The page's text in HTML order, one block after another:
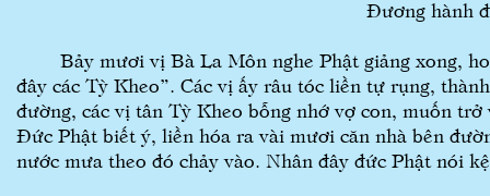
Đương hành
Bảy mươi vị Bà La Môn nghe Phật giảng xong,
đây các Tỳ Kheo”. Các vị ấy râu tóc liền tự rụng,
đường, các vị tân Tỳ Kheo bỗng nhớ vợ con, muốn
Đức Phật biết ý, liền hóa ra vài mươi căn nhà bên
nước mưa theo đó chảy vào. Nhân đây đức Phật nói